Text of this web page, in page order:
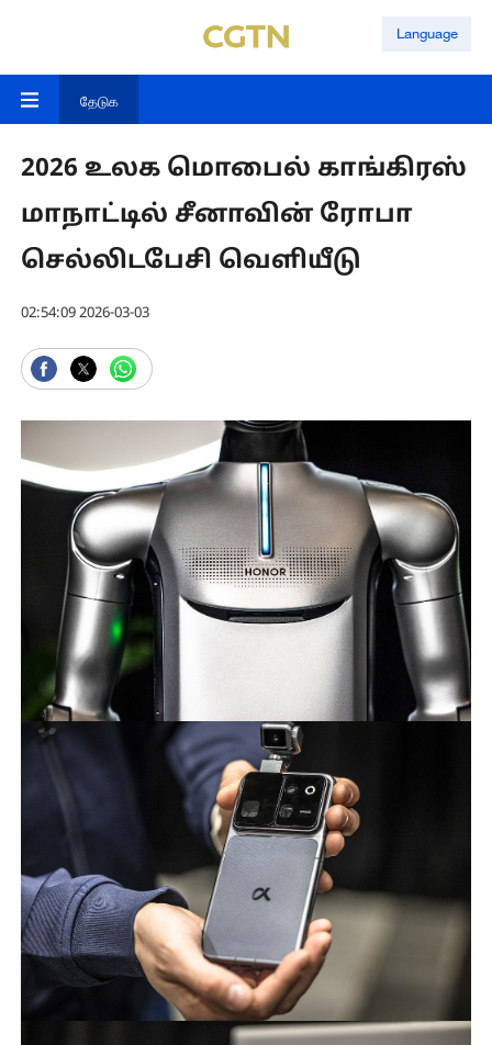
Language
தேடுக
2026 உலக மொபைல் காங்கிரஸ்
மாநாட்டில் சீனாவின் ரோபா
செல்லிடபேசி வெளியீடு
02:54:09 2026-03-03